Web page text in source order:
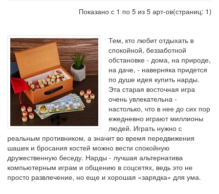
Показано с 1 по 5 из 5 арт-ов(страниц: 1)
Тем, кто любит отдыхать в
спокойной, беззаботной
обстановке - дома, на природе,
на даче, - наверняка придется
по душе идея купить нарды.
Эта старая восточная игра
очень увлекательна -
настолько, что в нее до сих пор
ежедневно играют миллионы
людей. Играть нужно с
реальным противником, а значит во время передвижения
шашек и бросания костей можно вести спокойную
дружественную беседу. Нарды - лучшая альтернатива
компьютерным играм и общению в соцсетях, ведь это не
просто развлечение, но еще и хорошая «зарядка» для ума.